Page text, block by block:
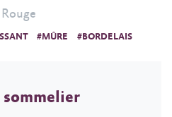
Rouge
#MÛRE #BORDELAIS
sommelier